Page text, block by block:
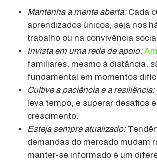
Mantenha a mente aberta:Cada
aprendizados únicos, seja nos
trabalho ou na convivência
Invista em uma rede de apoio:
familiares, mesmo à distância,
fundamental em momentos
Cultive a paciência e a resiliência:
leva tempo, e superar desafios
crescimento.
Esteja sempre atualizado:
demandas do mercado mudam
manter-se informado é um